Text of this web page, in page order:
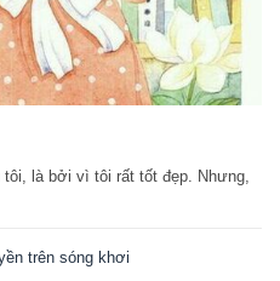
là bởi vì tôi rất tốt đẹp. Nhưng,
trên sóng khơi